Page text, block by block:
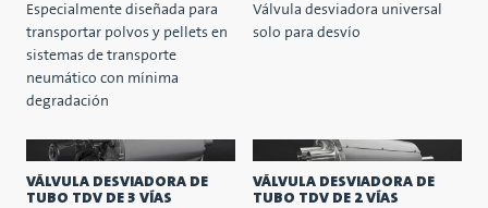
Especialmente diseñada para
transportar polvos y pellets en
sistemas de transporte
neumático con mínima
degradación
Válvula desviadora universal
solo para desvío
VÁLVULA DESVIADORA DE
TUBO TDV DE 3 VÍAS
VÁLVULA DESVIADORA DE
TUBO TDV DE 2 VÍAS